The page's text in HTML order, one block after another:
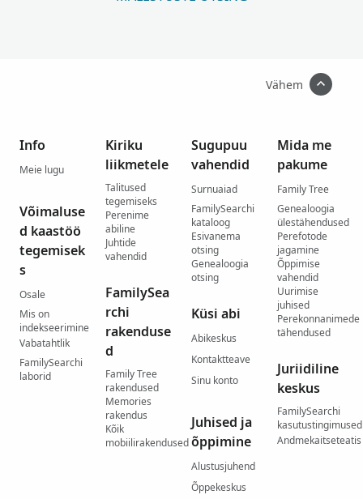
Vähem
Info
Meie lugu
Võimaluse
d kaastöö
tegemisek
s
Osale
Mis on
indekseerimine
Vabatahtlik
FamilySearchi
laborid
Kiriku
liikmetele
Talitused
tegemiseks
Perenime
abiline
Juhtide
vahendid
FamilySea
rchi
rakenduse
d
Family Tree
rakendused
Memories
rakendus
Kõik
mobiilirakendused
Sugupuu
vahendid
Surnuaiad
FamilySearchi
kataloog
Esivanema
otsing
Genealoogia
otsing
Küsi abi
Abikeskus
Kontaktteave
Sinu konto
Juhised ja
õppimine
Alustusjuhend
Õppekeskus
Mida me
pakume
Family Tree
Genealoogia
ülestähendused
Perefotode
jagamine
Õppimise
vahendid
Uurimise
juhised
Perekonnanimede
tähendused
Juriidiline
keskus
FamilySearchi
kasutustingimused
Andmekaitseteatis